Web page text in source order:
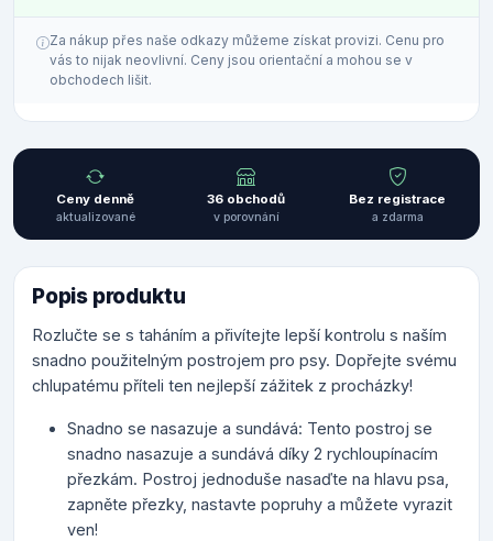
Za nákup přes naše odkazy můžeme získat provizi. Cenu pro
vás to nijak neovlivní. Ceny jsou orientační a mohou se v
obchodech lišit.
Ceny denně
aktualizované
36 obchodů
v porovnání
Bez registrace
a zdarma
Popis produktu
Rozlučte se s taháním a přivítejte lepší kontrolu s naším
snadno použitelným postrojem pro psy. Dopřejte svému
chlupatému příteli ten nejlepší zážitek z procházky!
Snadno se nasazuje a sundává: Tento postroj se
snadno nasazuje a sundává díky 2 rychloupínacím
přezkám. Postroj jednoduše nasaďte na hlavu psa,
zapněte přezky, nastavte popruhy a můžete vyrazit
ven!